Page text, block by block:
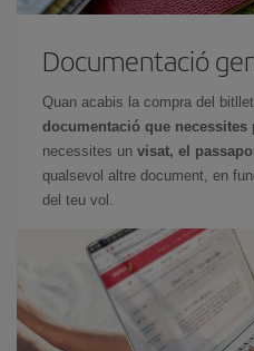
Documentació
Quan acabis la compra del
documentació que necessites
necessites un visat, el
qualsevol altre document, en
del teu vol.